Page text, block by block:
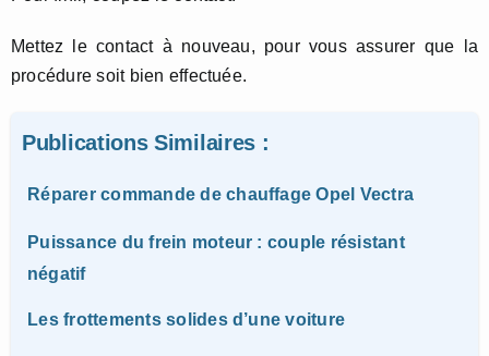
Mettez le contact à nouveau, pour vous assurer que la
procédure soit bien effectuée.
Publications Similaires :
Réparer commande de chauffage Opel Vectra
Puissance du frein moteur : couple résistant
négatif
Les frottements solides d’une voiture